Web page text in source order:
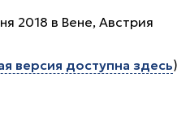
2018 в Вене, Австрия
версия доступна здесь)